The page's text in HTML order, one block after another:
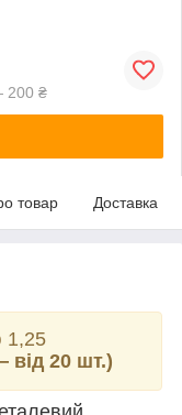
200 ₴
товар Доставка
1,25
від 20 шт.)